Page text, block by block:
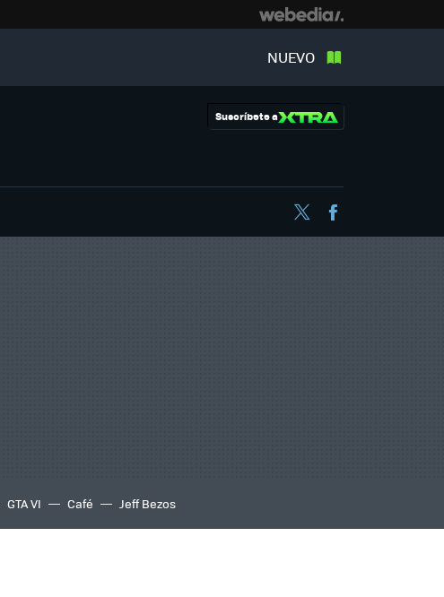
NUEVO
Suscríbete a
Twitter
GTA VI Café Jeff Bezos